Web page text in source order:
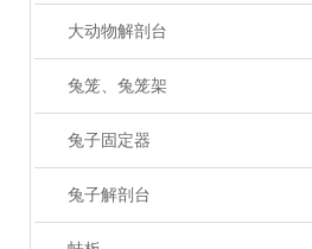
大动物解剖台
兔笼、兔笼架
兔子固定器
兔子解剖台